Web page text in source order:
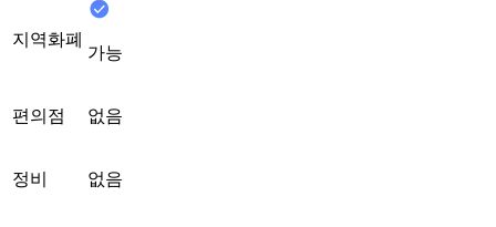
지역화폐
가능
편의점 없음
정비 없음